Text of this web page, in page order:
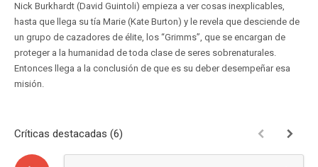
Nick Burkhardt (David Guintoli) empieza a ver cosas inexplicables,
hasta que llega su tía Marie (Kate Burton) y le revela que desciende de
un grupo de cazadores de élite, los “Grimms”, que se encargan de
proteger a la humanidad de toda clase de seres sobrenaturales.
Entonces llega a la conclusión de que es su deber desempeñar esa
misión.
Críticas destacadas (6)